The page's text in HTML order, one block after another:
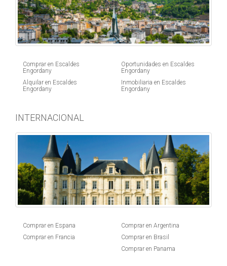
Comprar en Escaldes
Engordany
Alquilar en Escaldes
Engordany
Oportunidades en Escaldes
Engordany
Inmobiliaria en Escaldes
Engordany
INTERNACIONAL
Comprar en Espana
Comprar en Francia
Comprar en Argentina
Comprar en Brasil
Comprar en Panama